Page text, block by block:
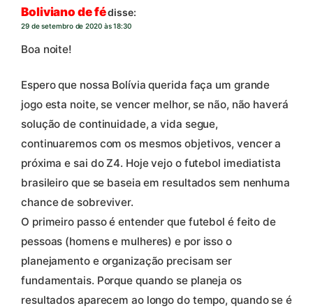
Boliviano de fédisse:
29 de setembro de 2020 às 18:30
Boa noite!
Espero que nossa Bolívia querida faça um grande
jogo esta noite, se vencer melhor, se não, não haverá
solução de continuidade, a vida segue,
continuaremos com os mesmos objetivos, vencer a
próxima e sai do Z4. Hoje vejo o futebol imediatista
brasileiro que se baseia em resultados sem nenhuma
chance de sobreviver.
O primeiro passo é entender que futebol é feito de
pessoas (homens e mulheres) e por isso o
planejamento e organização precisam ser
fundamentais. Porque quando se planeja os
resultados aparecem ao longo do tempo, quando se é